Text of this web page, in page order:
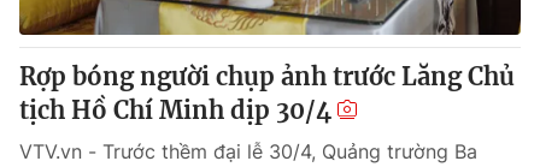
Rợp bóng người chụp ảnh trước Lăng Chủ
tịch Hồ Chí Minh dịp 30/4
VTV.vn - Trước thềm đại lễ 30/4, Quảng trường Ba